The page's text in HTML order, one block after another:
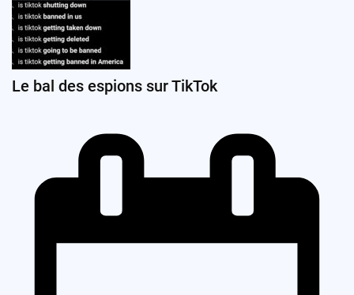
Le bal des espions sur TikTok